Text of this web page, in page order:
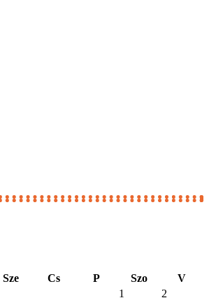
Sze Cs P Szo
V
1
2